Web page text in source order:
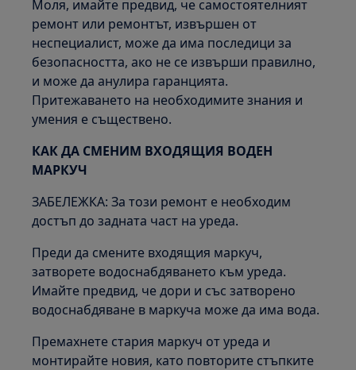
Моля, имайте предвид, че самостоятелният
ремонт или ремонтът, извършен от
неспециалист, може да има последици за
безопасността, ако не се извърши правилно,
и може да анулира гаранцията.
Притежаването на необходимите знания и
умения е съществено.
КАК ДА СМЕНИМ ВХОДЯЩИЯ ВОДЕН
МАРКУЧ
ЗАБЕЛЕЖКА: За този ремонт е необходим
достъп до задната част на уреда.
Преди да смените входящия маркуч,
затворете водоснабдяването към уреда.
Имайте предвид, че дори и със затворено
водоснабдяване в маркуча може да има вода.
Премахнете стария маркуч от уреда и
монтирайте новия, като повторите стъпките